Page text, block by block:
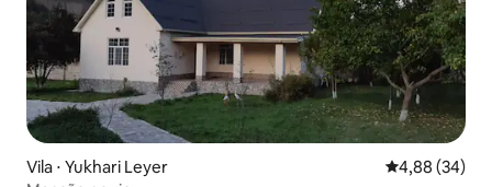
Vila ⋅ Yukhari Leyer 4,88 de uma
4,88 (34)